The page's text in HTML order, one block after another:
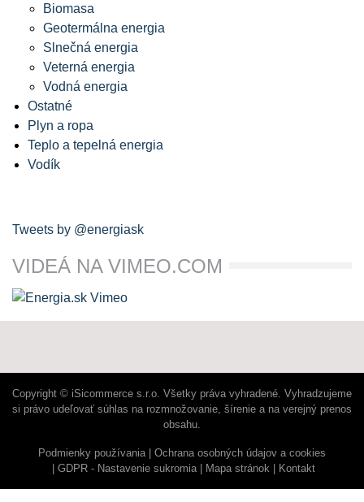
Biomasa
Geotermálna energia
Slnečná energia
Veterná energia
Vodná energia
Ostatné
Plyn a ropa
Teplo a tepelná energia
Vodík
Tweets by @energiask
VIDEÁ NA VIMEO.COM
Copyright © iSicommerce s.r.o. Všetky práva vyhradené. Vyhradzujeme
si právo udeľovať súhlas na rozmnožovanie, šírenie a na verejný prenos
obsahu.
Podmienky používania
Ochrana osobných údajov a cookies
GDPR - Nastavenie sukromia
Mapa stránok Kontakt